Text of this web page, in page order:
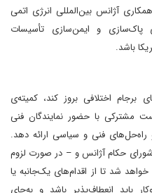
آژانس بین‌المللی انرژی اتمی
پاک‌سازی و ایمن‌سازی تأسیسات
باشد.
برجام اختلافی بروز کند، کمیته‌ی
با حضور نمایندگان فنی
راه‌حل‌های فنی و سیاسی ارائه دهد.
حکام آژانس و – در صورت لزوم
شد تا از اقدام‌های یک‌جانبه یا
باید انعطاف‌پذیر باشد و به‌جای